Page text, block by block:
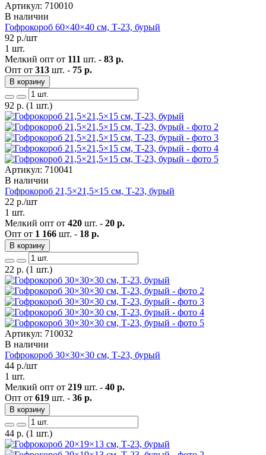
Артикул: 710010
В наличии
Гофрокороб 60×40×40 см, Т-23, бурый
92 р./шт
1 шт.
Мелкий опт от 111 шт. - 83 р.
Опт от 313 шт. - 75 р.
В корзину
92 р. (1 шт.)
Артикул: 710041
В наличии
Гофрокороб 21,5×21,5×15 см, Т-23, бурый
22 р./шт
1 шт.
Мелкий опт от 420 шт. - 20 р.
Опт от 1 166 шт. - 18 р.
В корзину
22 р. (1 шт.)
Артикул: 710032
В наличии
Гофрокороб 30×30×30 см, Т-23, бурый
44 р./шт
1 шт.
Мелкий опт от 219 шт. - 40 р.
Опт от 619 шт. - 36 р.
В корзину
44 р. (1 шт.)